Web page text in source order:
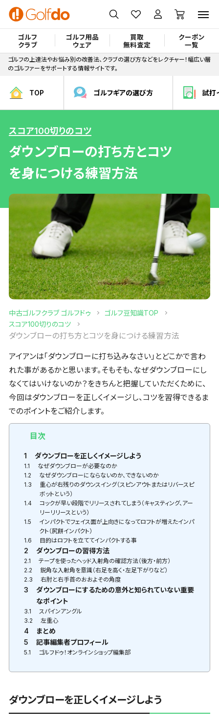
ゴルフ
クラブ
ゴルフ用品
ウェア
買取
無料査定
クーポン
一覧
ゴルフの上達法やお悩み別の改善法、クラブの選び方などをレクチャー！幅広い層
のゴルファーをサポートする情報サイトです。
TOP ゴルフギアの選び方 試打
ダウンブローの打ち方とコツ
を身につける練習方法
スコア100切りのコツ
中古ゴルフクラブ ゴルフドゥ
ゴルフ豆知識TOP
スコア100切りのコツ
ダウンブローの打ち方とコツを身につける練習方法
アイアンは「ダウンブローに打ち込みなさい」とどこかで言わ
れた事があるかと思います。そもそも、なぜダウンブローにし
なくてはいけないのか？をきちんと把握していただくために、
今回はダウンブローを正しくイメージし、コツを習得できるま
でのポイントをご紹介します。
目次
1 ダウンブローを正しくイメージしよう
1.1
なぜダウンブローが必要なのか
1.2
なぜダウンブローにならないのか、できないのか
1.3
重心が右残りのダウンスイング（スピンアウトまたはリバースピ
ボットという）
1.4
コックが早い段階でリリースされてしまう（キャスティング、アー
リーリリースという）
1.5
インパクトでフェイス面が上向きになってロフトが増えたインパ
クト（尻餅インパクト）
1.6
目的はロフトを立ててインパクトする事
2 ダウンブローの習得方法
2.1
テープを使ったヘッド入射角の確認方法（後方・前方）
2.2
鋭角な入射角を意識（右足を高く・左足下がりなど）
2.3
右肘と右手首のおおよその角度
3
ダウンブローにするための意外と知られていない重要
なポイント
3.1
スパインアングル
3.2
左重心
4
まとめ
5
記事編集者プロフィール
5.1 ゴルフドゥ！オンラインショップ編集部
ダウンブローを正しくイメージしよう